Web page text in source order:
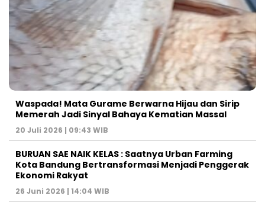
Waspada! Mata Gurame Berwarna Hijau dan Sirip
Memerah Jadi Sinyal Bahaya Kematian Massal
20 Juli 2026 | 09:43 WIB
BURUAN SAE NAIK KELAS : Saatnya Urban Farming
Kota Bandung Bertransformasi Menjadi Penggerak
Ekonomi Rakyat
26 Juni 2026 | 14:04 WIB